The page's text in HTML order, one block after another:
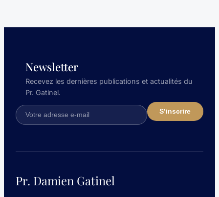
Newsletter
Recevez les dernières publications et actualités du
Pr. Gatinel.
Pr. Damien Gatinel